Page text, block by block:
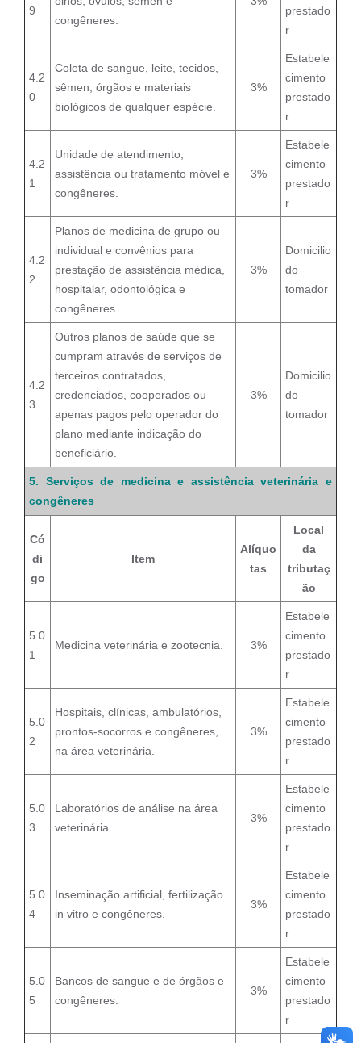
9
congêneres.
prestado
r
4.2
0
Coleta de sangue, leite, tecidos,
sêmen, órgãos e materiais
biológicos de qualquer espécie.
3%
Estabele
cimento
prestado
r
4.2
1
Unidade de atendimento,
assistência ou tratamento móvel e
congêneres.
3%
Estabele
cimento
prestado
r
4.2
2
Planos de medicina de grupo ou
individual e convênios para
prestação de assistência médica,
hospitalar, odontológica e
congêneres.
3%
Domicilio
do
tomador
4.2
3
Outros planos de saúde que se
cumpram através de serviços de
terceiros contratados,
credenciados, cooperados ou
apenas pagos pelo operador do
plano mediante indicação do
beneficiário.
3%
Domicilio
do
tomador
5. Serviços de medicina e assistência veterinária e
congêneres
Có
di
go
Item
Alíquo
tas
Local
da
tributaç
ão
5.0
1
Medicina veterinária e zootecnia. 3%
Estabele
cimento
prestado
r
5.0
2
Hospitais, clínicas, ambulatórios,
prontos-socorros e congêneres,
na área veterinária.
3%
Estabele
cimento
prestado
r
5.0
3
Laboratórios de análise na área
veterinária.
3%
Estabele
cimento
prestado
r
5.0
4
Inseminação artificial, fertilização
in vitro e congêneres.
3%
Estabele
cimento
prestado
r
5.0
5
Bancos de sangue e de órgãos e
congêneres.
3%
Estabele
cimento
prestado
r